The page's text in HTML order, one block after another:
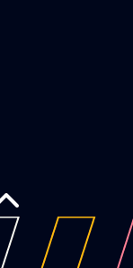
Anterior